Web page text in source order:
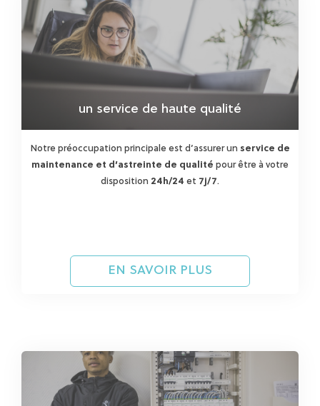
un service de haute qualité
Notre préoccupation principale est d’assurer un service de
maintenance et d’astreinte de qualité pour être à votre
disposition 24h/24 et 7j/7.
EN SAVOIR PLUS